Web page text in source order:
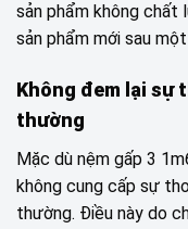
sản phẩm không chất
sản phẩm mới sau
Không đem lại sự
thường
Mặc dù nệm gấp 3
không cung cấp sự
thường. Điều này do